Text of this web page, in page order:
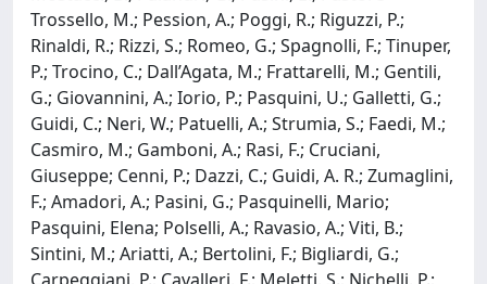
Trossello, M.; Pession, A.; Poggi, R.; Riguzzi, P.;
Rinaldi, R.; Rizzi, S.; Romeo, G.; Spagnolli, F.; Tinuper,
P.; Trocino, C.; Dall’Agata, M.; Frattarelli, M.; Gentili,
G.; Giovannini, A.; Iorio, P.; Pasquini, U.; Galletti, G.;
Guidi, C.; Neri, W.; Patuelli, A.; Strumia, S.; Faedi, M.;
Casmiro, M.; Gamboni, A.; Rasi, F.; Cruciani,
Giuseppe; Cenni, P.; Dazzi, C.; Guidi, A. R.; Zumaglini,
F.; Amadori, A.; Pasini, G.; Pasquinelli, Mario;
Pasquini, Elena; Polselli, A.; Ravasio, A.; Viti, B.;
Sintini, M.; Ariatti, A.; Bertolini, F.; Bigliardi, G.;